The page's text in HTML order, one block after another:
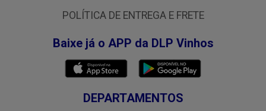
POLÍTICA DE ENTREGA E FRETE
Baixe já o APP da DLP Vinhos
DEPARTAMENTOS